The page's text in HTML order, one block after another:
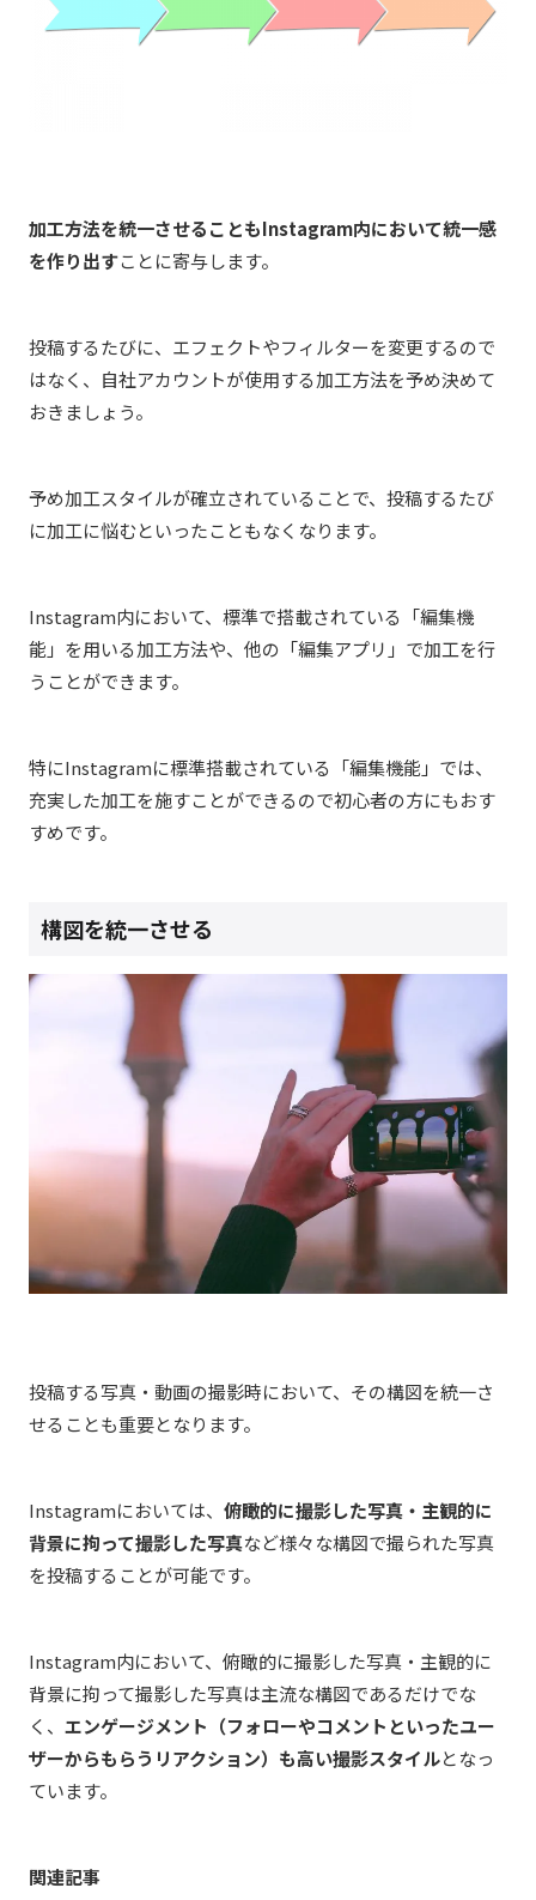
加工方法を統一させることもInstagram内において統一感
を作り出すことに寄与します。
投稿するたびに、エフェクトやフィルターを変更するので
はなく、自社アカウントが使用する加工方法を予め決めて
おきましょう。
予め加工スタイルが確立されていることで、投稿するたび
に加工に悩むといったこともなくなります。
Instagram内において、標準で搭載されている「編集機
能」を用いる加工方法や、他の「編集アプリ」で加工を行
うことができます。
特にInstagramに標準搭載されている「編集機能」では、
充実した加工を施すことができるので初心者の方にもおす
すめです。
構図を統一させる
投稿する写真・動画の撮影時において、その構図を統一さ
せることも重要となります。
Instagramにおいては、 俯瞰的に撮影した写真・主観的に
背景に拘って撮影した写真など様々な構図で撮られた写真
を投稿することが可能です。
Instagram内において、俯瞰的に撮影した写真・主観的に
背景に拘って撮影した写真は主流な構図であるだけでな
く、 エンゲージメント（フォローやコメントといったユー
ザーからもらうリアクション）も高い撮影スタイルとなっ
ています。
関連記事